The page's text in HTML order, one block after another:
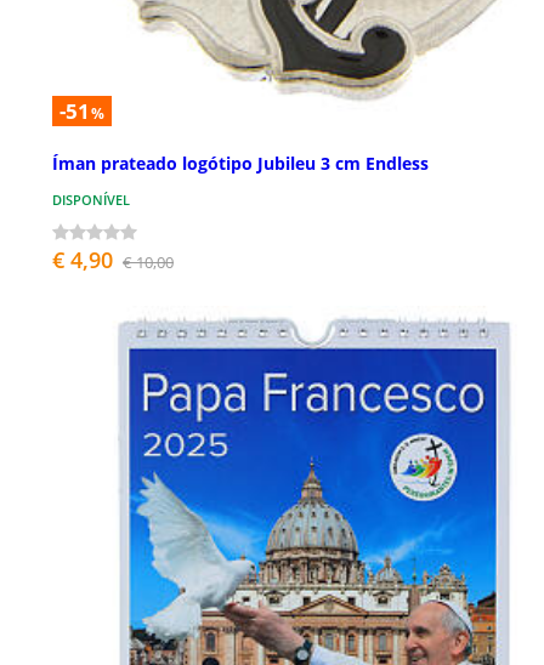
-51 %
Íman prateado logótipo Jubileu 3 cm Endless
DISPONÍVEL
€ 4,90 € 10,00